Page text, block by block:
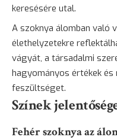
keresésére utal.
A szoknya álomban való
élethelyzetekre
vágyát, a társadalmi
hagyományos értékek
feszültséget.
Színek
Fehér szoknya az